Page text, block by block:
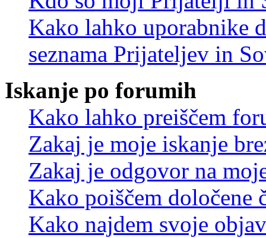
Kako lahko uporabnike
seznama Prijateljev in
Iskanje po forumih
Kako lahko preiščem
Zakaj je moje iskanje
Zakaj je odgovor na
Kako poiščem določene
Kako najdem svoje